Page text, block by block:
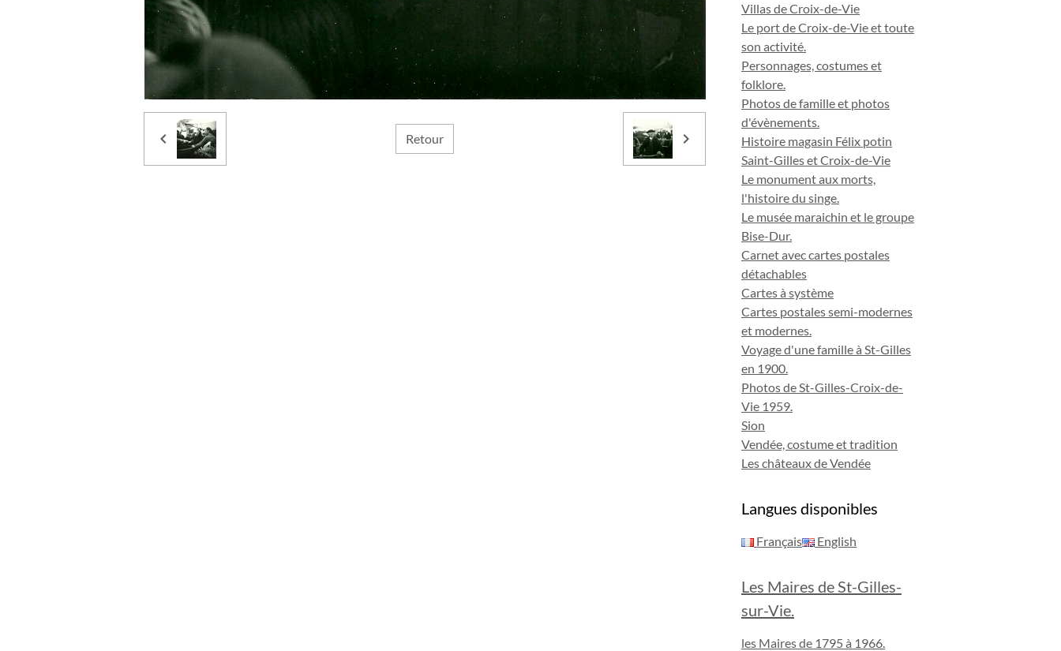
Retour
Villas de Croix-de-Vie
Le port de Croix-de-Vie et toute
son activité.
Personnages, costumes et
folklore.
Photos de famille et photos
d'évènements.
Histoire magasin Félix potin
Saint-Gilles et Croix-de-Vie
Le monument aux morts,
l'histoire du singe.
Le musée maraichin et le groupe
Bise-Dur.
Carnet avec cartes postales
détachables
Cartes à système
Cartes postales semi-modernes
et modernes.
Voyage d'une famille à St-Gilles
en 1900.
Photos de St-Gilles-Croix-de-
Vie 1959.
Sion
Vendée, costume et tradition
Les châteaux de Vendée
Langues disponibles
Français English
Les Maires de St-Gilles-
sur-Vie.
les Maires de 1795 à 1966.